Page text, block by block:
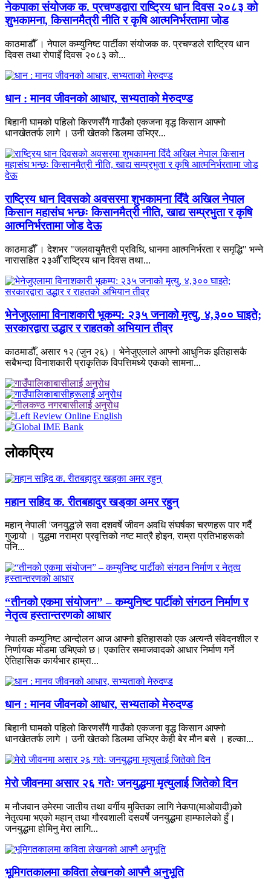
नेकपाका संयोजक क. प्रचण्डद्वारा राष्ट्रिय धान दिवस २०८३ को
शुभकामना, किसानमैत्री नीति र कृषि आत्मनिर्भरतामा जोड
काठमाडौँ । नेपाल कम्युनिष्ट पार्टीका संयोजक क. प्रचण्डले राष्ट्रिय धान
दिवस तथा रोपाइँ दिवस २०८३ को...
धान : मानव जीवनको आधार, सभ्यताको मेरुदण्ड
बिहानी घामको पहिलो किरणसँगै गाउँको एकजना वृद्ध किसान आफ्नो
धानखेततर्फ लागे । उनी खेतको डिलमा उभिएर...
राष्ट्रिय धान दिवसको अवसरमा शुभकामना दिँदै अखिल नेपाल
किसान महासंघ भन्छः किसानमैत्री नीति, खाद्य सम्प्रभुता र कृषि
आत्मनिर्भरतामा जोड देऊ
काठमाडौँ । देशभर "जलवायुमैत्री प्रविधि, धानमा आत्मनिर्भरता र समृद्धि" भन्ने
नारासहित २३औँ राष्ट्रिय धान दिवस तथा...
भेनेजुएलामा विनाशकारी भूकम्प: २३५ जनाको मृत्यु, ४,३०० घाइते;
सरकारद्वारा उद्धार र राहतको अभियान तीव्र
काठमाडौँ, असार १२ (जुन २६) । भेनेजुएलाले आफ्नो आधुनिक इतिहासकै
सबैभन्दा विनाशकारी प्राकृतिक विपत्तिमध्ये एकको सामना...
लाेकप्रिय
महान सहिद क. रीतबहादुर खड्‌का अमर रहुन्
महान् नेपाली 'जनयुद्ध'ले सवा दशवर्षे जीवन अवधि संघर्षका चरणहरू पार गर्दै
गुजार्‍यो । युद्धमा नराम्रा प्रवृत्तिको नष्ट मात्रै होइन, राम्रा प्रतिभाहरूको
पनि...
“तीनको एकमा संयोजन” – कम्युनिष्ट पार्टीको संगठन निर्माण र
नेतृत्व हस्तान्तरणको आधार
नेपाली कम्युनिष्ट आन्दोलन आज आफ्नो इतिहासको एक अत्यन्तै संवेदनशील र
निर्णायक मोडमा उभिएको छ। एकातिर समाजवादको आधार निर्माण गर्ने
ऐतिहासिक कार्यभार हाम्रा...
धान : मानव जीवनको आधार, सभ्यताको मेरुदण्ड
बिहानी घामको पहिलो किरणसँगै गाउँको एकजना वृद्ध किसान आफ्नो
धानखेततर्फ लागे । उनी खेतको डिलमा उभिएर केही बेर मौन बसे । हल्का...
मेरो जीवनमा असार २६ गतेः जनयुद्धमा मृत्युलाई जितेको दिन
म नौजवान उमेरमा जातीय तथा वर्गीय मुक्तिका लागि नेकपा(माओवादी)को
नेतृत्वमा भएको महान् तथा गौरवशाली दसवर्षे जनयुद्धमा हाम्फालेको हुँ।
जनयुद्धमा होमिनु मेरा लागि...
भूमिगतकालमा कविता लेखनको आफ्नै अनुभूति